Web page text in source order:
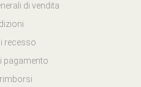
di vendita
recesso
pagamento
rimborsi